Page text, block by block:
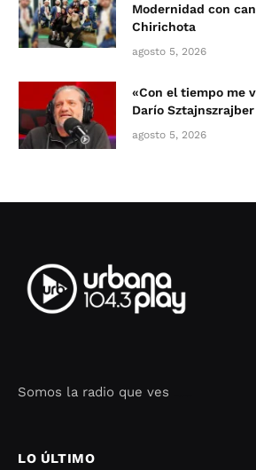
Modernidad con
Chirichota
agosto 5, 2026
«Con el tiempo me
Darío Sztajnszrajber
agosto 5, 2026
Somos la radio que ves
LO ÚLTIMO